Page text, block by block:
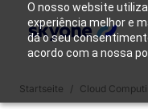
O nosso website
experiência melhor e
dá o seu
acordo com a nossa
Produkte
Skyone?
Startseite / Cloud